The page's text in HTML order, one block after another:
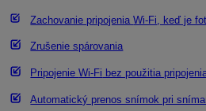
Zachovanie pripojeniaWi-Fi , keď je
Zrušenie spárovania
PripojenieWi-Fi bez použitia
Automatický prenos snímok pri